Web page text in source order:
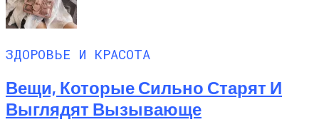
ЗДОРОВЬЕ И КРАСОТА
Вещи, Которые Сильно Старят И
Выглядят Вызывающе